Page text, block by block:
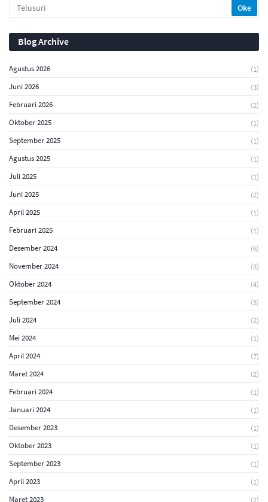
Blog Archive
Agustus 2026
(1)
Juni 2026
(3)
Februari 2026
(2)
Oktober 2025
(1)
September 2025
(1)
Agustus 2025
(1)
Juli 2025
(1)
Juni 2025
(2)
April 2025
(1)
Februari 2025
(1)
Desember 2024
(6)
November 2024
(3)
Oktober 2024
(4)
September 2024
(3)
Juli 2024
(2)
Mei 2024
(1)
April 2024
(7)
Maret 2024
(2)
Februari 2024
(1)
Januari 2024
(1)
Desember 2023
(1)
Oktober 2023
(1)
September 2023
(1)
April 2023
(1)
Maret 2023
(2)